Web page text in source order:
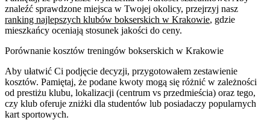
znaleźć sprawdzone miejsca w Twojej okolicy, przejrzyj nasz
ranking najlepszych klubów bokserskich w Krakowie, gdzie
mieszkańcy oceniają stosunek jakości do ceny.
Porównanie kosztów treningów bokserskich w Krakowie
Aby ułatwić Ci podjęcie decyzji, przygotowałem zestawienie
kosztów. Pamiętaj, że podane kwoty mogą się różnić w zależności
od prestiżu klubu, lokalizacji (centrum vs przedmieścia) oraz tego,
czy klub oferuje zniżki dla studentów lub posiadaczy popularnych
kart sportowych.